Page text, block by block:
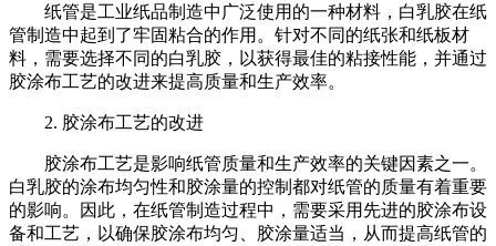
纸管是工业纸品制造中广泛使用的一种材料，白乳胶在纸
管制造中起到了牢固粘合的作用。针对不同的纸张和纸板材
料，需要选择不同的白乳胶，以获得最佳的粘接性能，并通过
胶涂布工艺的改进来提高质量和生产效率。
2. 胶涂布工艺的改进
胶涂布工艺是影响纸管质量和生产效率的关键因素之一。
白乳胶的涂布均匀性和胶涂量的控制都对纸管的质量有着重要
的影响。因此，在纸管制造过程中，需要采用先进的胶涂布设
备和工艺，以确保胶涂布均匀、胶涂量适当，从而提高纸管的